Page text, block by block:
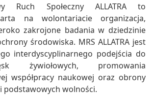
Ruch Społeczny ALLATRA to
na wolontariacie organizacja,
zakrojone badania w dziedzinie
środowiska. MRS ALLATRA jest
interdyscyplinarnego podejścia do
żywiołowych, promowania
współpracy naukowej oraz obrony
podstawowych wolności.